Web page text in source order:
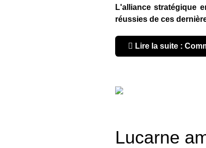
L'alliance stratégique
réussies de ces
Lire la suite :
Lucarne